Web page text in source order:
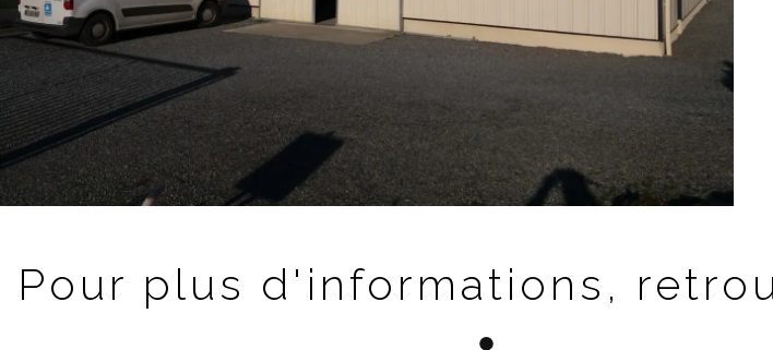
Pour plus d'informations,